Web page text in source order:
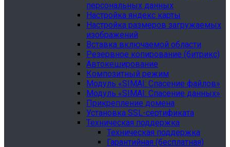
персональных данных
Настройка яндекс карты
Настройка размеров загружаемых
изображений
Вставка включаемой области
Резервное копирование (битрикс)
Автокеширование
Композитный режим
Модуль «SIMAI: Спасение файлов»
Модуль «SIMAI: Спасение данных»
Прикрепление домена
Установка SSL-сертификата
Техническая поддержка
Техническая поддержка
Гарантийная (бесплатная)